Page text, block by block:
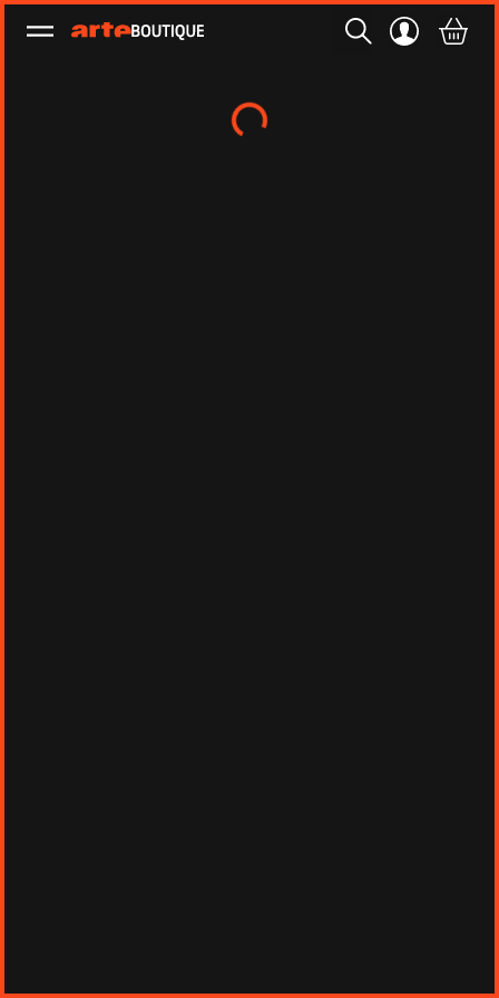
Ouvrir le menu